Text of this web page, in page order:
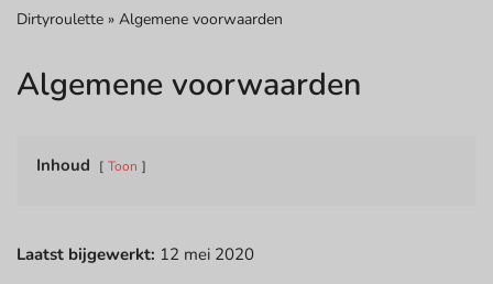
Dirtyroulette » Algemene voorwaarden
Algemene voorwaarden
Inhoud Toon
Laatst bijgewerkt: 12 mei 2020